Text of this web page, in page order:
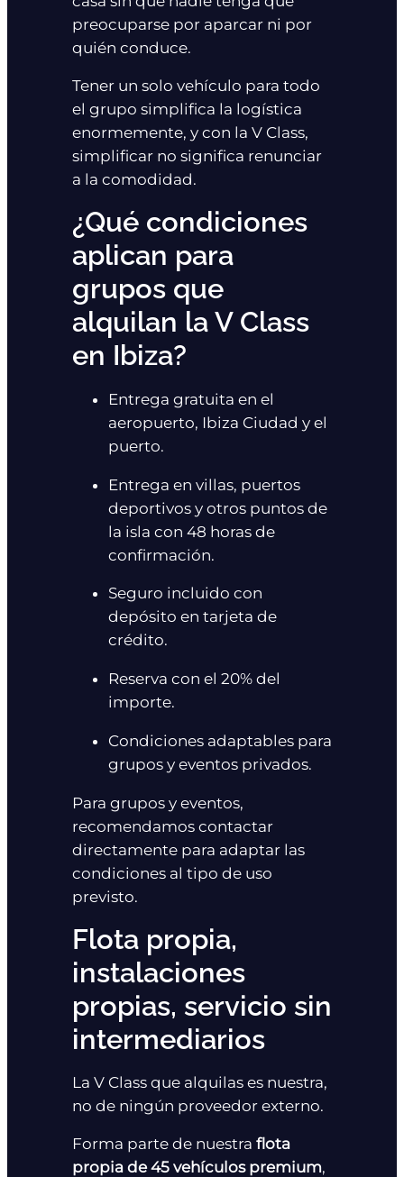
preocuparse por aparcar ni por
quién conduce.
Tener un solo vehículo para todo
el grupo simplifica la logística
enormemente, y con la V Class,
simplificar no significa renunciar
a la comodidad.
¿Qué condiciones
aplican para
grupos que
alquilan la V Class
en Ibiza?
Entrega gratuita en el
aeropuerto, Ibiza Ciudad y el
puerto.
Entrega en villas, puertos
deportivos y otros puntos de
la isla con 48 horas de
confirmación.
Seguro incluido con
depósito en tarjeta de
crédito.
Reserva con el 20% del
importe.
Condiciones adaptables para
grupos y eventos privados.
Para grupos y eventos,
recomendamos contactar
directamente para adaptar las
condiciones al tipo de uso
previsto.
Flota propia,
instalaciones
propias, servicio sin
intermediarios
La V Class que alquilas es nuestra,
no de ningún proveedor externo.
Forma parte de nuestra flota
propia de 45 vehículos premium,